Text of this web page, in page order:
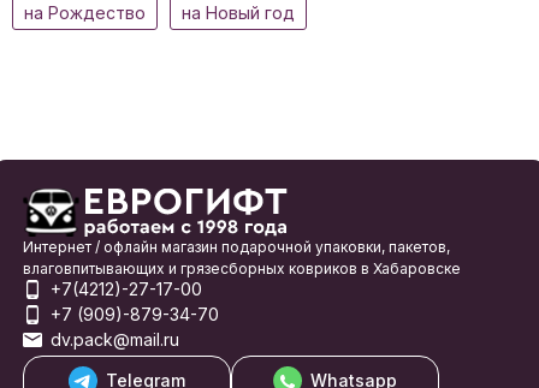
на Рождество на Новый год
Интернет / офлайн магазин подарочной упаковки, пакетов,
влаговпитывающих и грязесборных ковриков в Хабаровске
+7(4212)-27-17-00
+7 (909)-879-34-70
dv.pack@mail.ru
Telegram
Whatsapp